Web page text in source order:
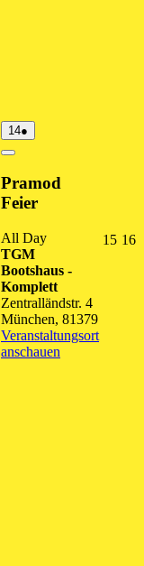
1414.
August
●
Veranstaltung)
Close
Pramod
Feier
All Day
TGM
Bootshaus -
Komplett
Zentralländstr. 4
München, 81379
Veranstaltungsort
anschauen
1515.
16